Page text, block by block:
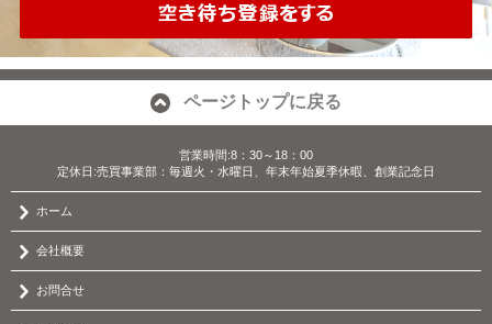
ページトップに戻る
営業時間:8：30～18：00
定休日:売買事業部：毎週火・水曜日、年末年始夏季休暇、創業記念日
ホーム
会社概要
お問合せ